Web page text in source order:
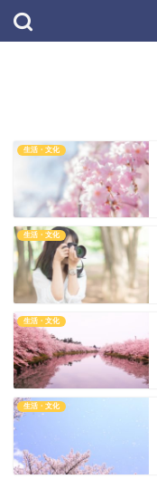
生活・文化
生活・文化
生活・文化
生活・文化